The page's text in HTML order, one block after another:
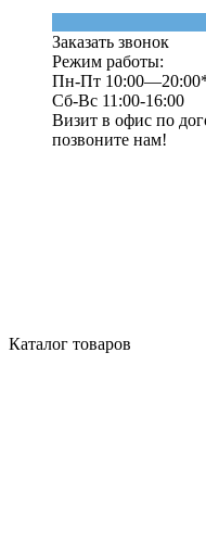
Заказать звонок
Режим работы:
Пн-Пт
Сб-Вс 11:00-16:00
Визит в офис по
позвоните нам!
Каталог товаров